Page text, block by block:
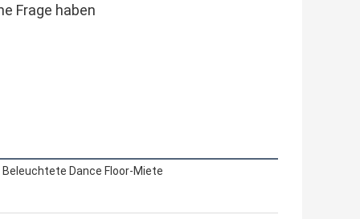
Frage haben
Beleuchtete Dance Floor-Miete